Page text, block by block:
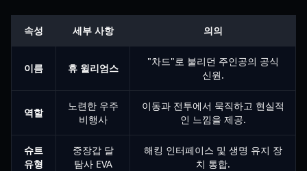
속성 세부 사항 의의
이름 휴 윌리엄스
"차드"로 불리던 주인공의 공식
신원.
역할
노련한 우주
비행사
이동과 전투에서 묵직하고 현실적
인 느낌을 제공.
슈트
유형
중장갑 달
탐사 EVA
해킹 인터페이스 및 생명 유지 장
치 통합.